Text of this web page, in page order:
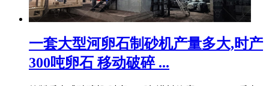
一套大型河卵石制砂机产量多大,时产
300吨卵石 移动破碎 ...